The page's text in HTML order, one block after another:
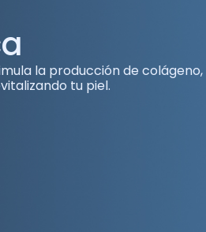
la producción de colágeno,
tu piel.